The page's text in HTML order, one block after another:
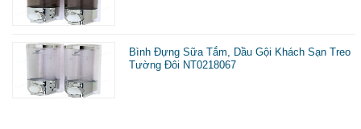
Bình Đựng Sữa Tắm, Dầu Gội Khách Sạn Treo
Tường Đôi NT0218067